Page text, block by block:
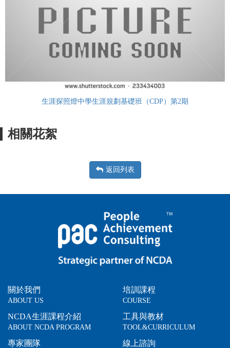
生涯探照燈中學生涯規劃基礎班（CDP）第2期
相關花絮
返回列表
關於我們
ABOUT US
NCDA生涯課程介紹
ABOUT NCDA PROGRAM
專家團隊
培訓課程
COURSE
工具與教材
TOOL&CURRICULUM
線上諮詢